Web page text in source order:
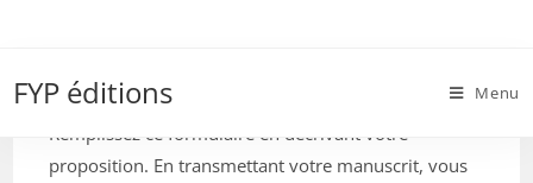
FYP éditions Menu
Remplissez ce formulaire en décrivant votre
proposition. En transmettant votre manuscrit, vous